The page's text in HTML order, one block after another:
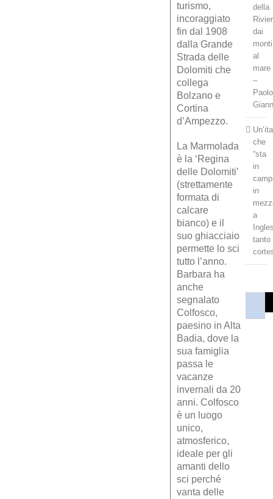
turismo,
incoraggiato
fin dal 1908
dalla Grande
Strada delle
Dolomiti che
collega
Bolzano e
Cortina
d’Ampezzo.
La Marmolada
è la ‘Regina
delle Dolomiti’
(strettamente
formata di
calcare
bianco) e il
suo ghiacciaio
permette lo sci
tutto l’anno.
Barbara ha
anche
segnalato
Colfosco,
paesino in Alta
Badia, dove la
sua famiglia
passa le
vacanze
invernali da 20
anni. Colfosco
è un luogo
unico,
atmosferico,
ideale per gli
amanti dello
sci perché
vanta delle
della
dai
monti
al
mare
–
Paolo
che
“sta
in
in
a
tanto